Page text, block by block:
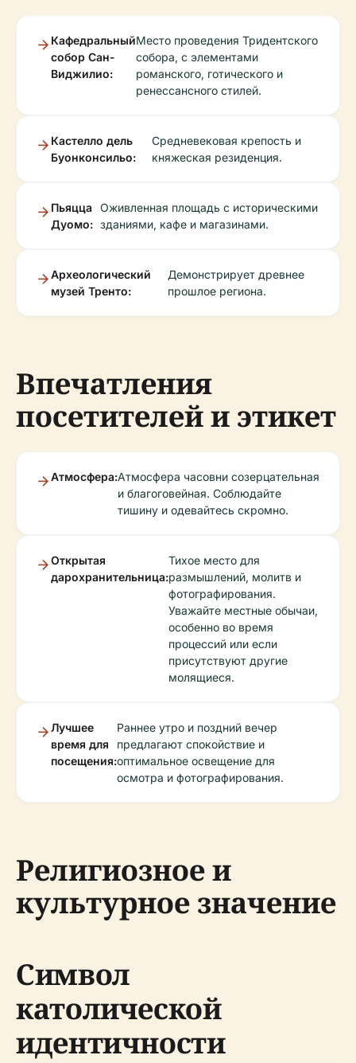
Кафедральный
собор Сан-
Виджилио:
Место проведения Тридентского
собора, с элементами
романского, готического и
ренессансного стилей.
Кастелло дель
Буонконсильо:
Средневековая крепость и
княжеская резиденция.
Пьяцца
Дуомо:
Оживленная площадь с историческими
зданиями, кафе и магазинами.
Археологический
музей Тренто:
Демонстрирует древнее
прошлое региона.
Впечатления
посетителей и этикет
Атмосфера:Атмосфера часовни созерцательная
и благоговейная. Соблюдайте
тишину и одевайтесь скромно.
Открытая
дарохранительница:
Тихое место для
размышлений, молитв и
фотографирования.
Уважайте местные обычаи,
особенно во время
процессий или если
присутствуют другие
молящиеся.
Лучшее
время для
посещения:
Раннее утро и поздний вечер
предлагают спокойствие и
оптимальное освещение для
осмотра и фотографирования.
Религиозное и
культурное значение
Символ
католической
идентичности